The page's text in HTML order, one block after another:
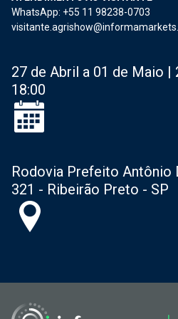
WhatsApp: +55 11 98238-0703
27 de Abril a 01 de Maio |
18:00
Rodovia Prefeito Antônio
321 - Ribeirão Preto - SP